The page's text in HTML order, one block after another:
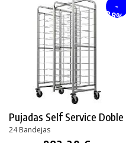
-
28%
Pujadas Self Service Doble
24 Bandejas